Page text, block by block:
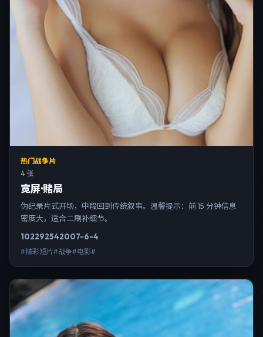
热门战争片
4 张
宽屏·赌局
伪纪录片式开场，中段回到传统叙事。温馨提示：前 15 分钟信息
密度大，适合二刷补细节。
102292542007-6-4
#精彩短片#战争#电影#